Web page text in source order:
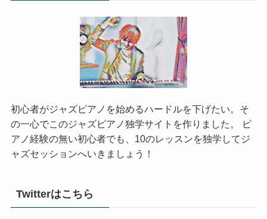
初心者がジャズピアノを始めるハードルを下げたい。そ
の一心でこのジャズピアノ独学サイトを作りました。 ピ
アノ経験の無い初心者でも、10のレッスンを独学してジ
ャズセッションへいきましょう！
Twitterはこちら